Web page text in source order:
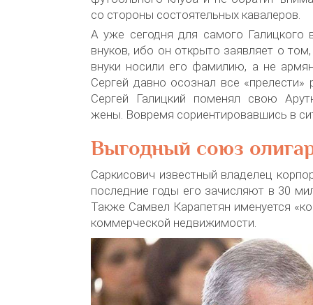
со стороны состоятельных кавалеров.
А уже сегодня для самого Галицкого
внуков, ибо он открыто заявляет о
внуки носили его фамилию, а не
Сергей давно осознал все «прелести»
Сергей Галицкий поменял свою
жены. Вовремя сориентировавшись в
Выгодный союз
Саркисович известный владелец
последние годы его зачисляют в 30
Также Самвел Карапетян именуется
коммерческой недвижимости.